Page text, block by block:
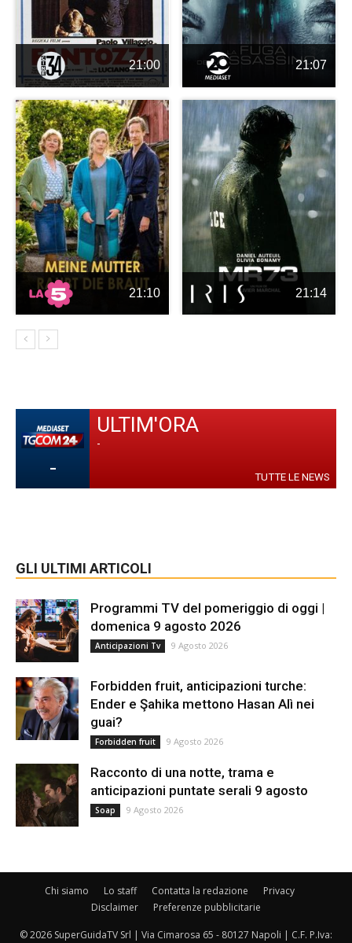
21:00 21:07
21:10 21:14
-
ULTIM'ORA
-
TUTTE LE NEWS
GLI ULTIMI ARTICOLI
Programmi TV del pomeriggio di oggi |
domenica 9 agosto 2026
Anticipazioni Tv 9 Agosto 2026
Forbidden fruit, anticipazioni turche:
Ender e Şahika mettono Hasan Alì nei
guai?
Forbidden fruit 9 Agosto 2026
Racconto di una notte, trama e
anticipazioni puntate serali 9 agosto
Soap 9 Agosto 2026
Chi siamo Lo staff Contatta la redazione
Privacy
Disclaimer
Preferenze pubblicitarie
© 2026 SuperGuidaTV Srl | Via Cimarosa 65 - 80127 Napoli | C.F. P.Iva: